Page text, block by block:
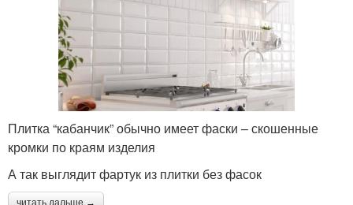
Плитка “кабанчик” обычно имеет фаски – скошенные
кромки по краям изделия
А так выглядит фартук из плитки без фасок
читать дальше →